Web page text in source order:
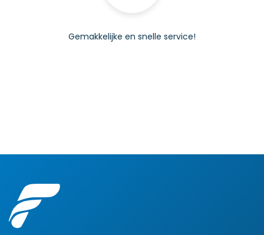
Gemakkelijke en snelle service!